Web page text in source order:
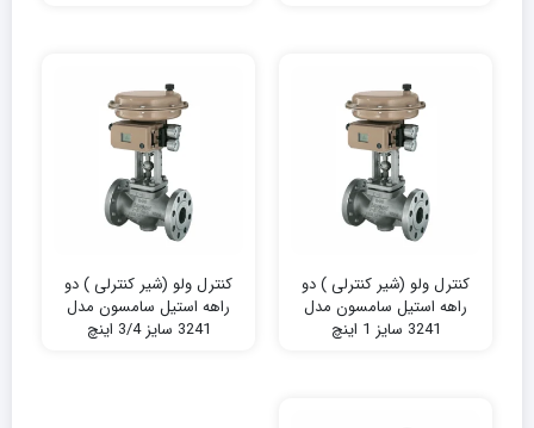
کنترل ولو (شیر کنترلی ) دو
راهه استیل سامسون مدل
3241 سایز 1 اینچ
کنترل ولو (شیر کنترلی ) دو
راهه استیل سامسون مدل
3241 سایز 3/4 اینچ